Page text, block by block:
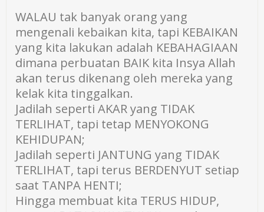
WALAU tak banyak orang yang
mengenali kebaikan kita, tapi KEBAIKAN
yang kita lakukan adalah KEBAHAGIAAN
dimana perbuatan BAIK kita Insya Allah
akan terus dikenang oleh mereka yang
kelak kita tinggalkan.
Jadilah seperti AKAR yang TIDAK
TERLIHAT, tapi tetap MENYOKONG
KEHIDUPAN;
Jadilah seperti JANTUNG yang TIDAK
TERLIHAT, tapi terus BERDENYUT setiap
saat TANPA HENTI;
Hingga membuat kita TERUS HIDUP,